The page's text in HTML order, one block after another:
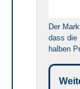
Der
dass die
halben